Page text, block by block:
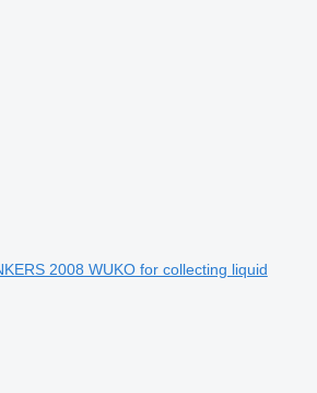
2008 WUKO for collecting liquid